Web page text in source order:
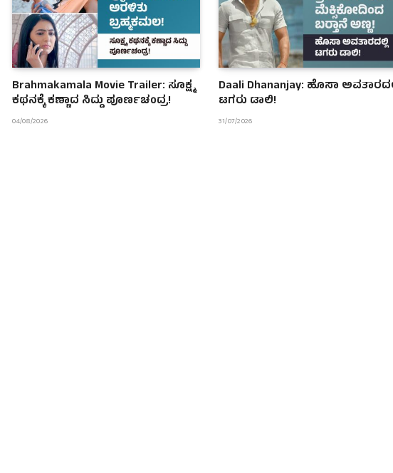
Brahmakamala Movie Trailer: ಸೂಕ್ಷ್ಮ
ಕಥನಕ್ಕೆ ಕಣ್ಣಾದ ಸಿದ್ದು ಪೂರ್ಣಚಂದ್ರ!
04/08/2026
Daali Dhananjay: ಹೊಸಾ
ಟಗರು ಡಾಲಿ!
31/07/2026